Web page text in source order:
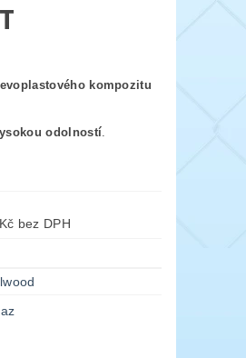
kompozitu
odolností.
od 210,74 Kč bez DPH